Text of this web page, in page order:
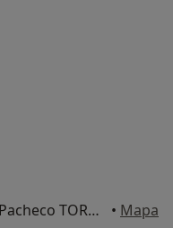
Avenida Engenheiro Duarte Pacheco TORRE 1, Lisboa • Mapa